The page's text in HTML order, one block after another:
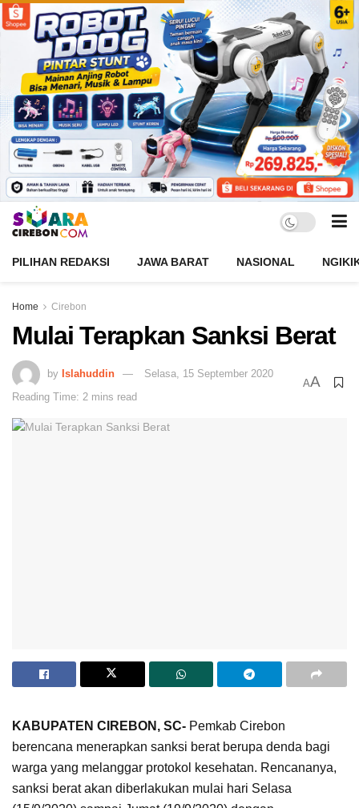
PILIHAN REDAKSI JAWA BARAT NASIONAL
Home Cirebon
Mulai Terapkan Sanksi Berat
by Islahuddin
Selasa, 15 September 2020
Reading Time: 2 mins read
AA
KABUPATEN CIREBON, SC- Pemkab Cirebon
berencana menerapkan sanksi berat berupa denda bagi
warga yang melanggar protokol kesehatan. Rencananya,
sanksi berat akan diberlakukan mulai hari Selasa